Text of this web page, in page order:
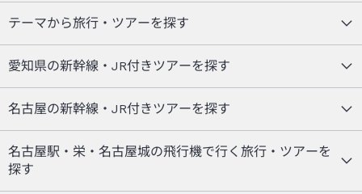
テーマから旅行・ツアーを探す
愛知県の新幹線・JR付きツアーを探す
名古屋の新幹線・JR付きツアーを探す
名古屋駅・栄・名古屋城の飛行機で行く旅行・ツアーを
探す